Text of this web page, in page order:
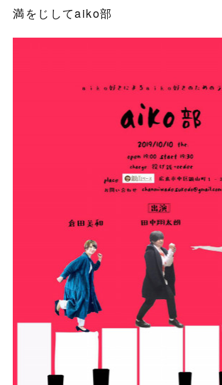
満をじしてaiko部